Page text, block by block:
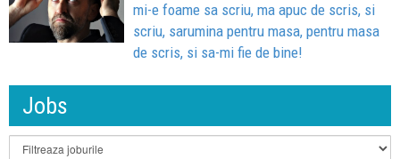
mi-e foame sa scriu, ma apuc de scris, si
scriu, sarumina pentru masa, pentru masa
de scris, si sa-mi fie de bine!
Jobs